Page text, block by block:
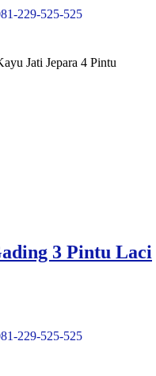
229-525-525
Jati Jepara 4 Pintu
3 Pintu Laci
229-525-525